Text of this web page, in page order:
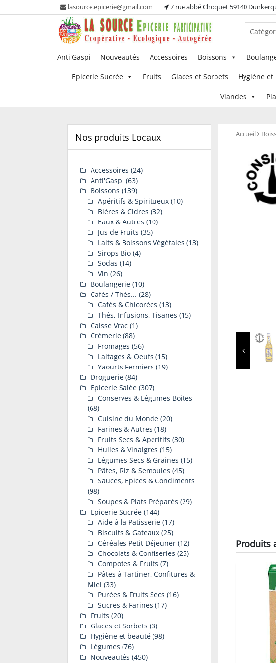
to
lasource.epicerie@gmail.com 7 rue abbé Choquet 59140
La Source – Epicerie
Participative
Ou tous les adhérents sont propriétaires et
participent à la maintenance de leur épicerie!
Anti'Gaspi Nouveautés Accessoires Boissons
Epicerie Sucrée Fruits Glaces et Sorbets Hygiène et
Viandes
Accueil
Produits
Nos produits Locaux
Accessoires (24)
Anti'Gaspi (63)
Boissons (139)
Apéritifs & Spiritueux (10)
Bières & Cidres (32)
Eaux & Autres (10)
Jus de Fruits (35)
Laits & Boissons Végétales (13)
Sirops Bio (4)
Sodas (14)
Vin (26)
Boulangerie (10)
Cafés / Thés... (28)
Cafés & Chicorées (13)
Thés, Infusions, Tisanes (15)
Caisse Vrac (1)
Crémerie (88)
Fromages (56)
Laitages & Oeufs (15)
Yaourts Fermiers (19)
Droguerie (84)
Epicerie Salée (307)
Conserves & Légumes Boites
(68)
Cuisine du Monde (20)
Farines & Autres (18)
Fruits Secs & Apéritifs (30)
Huiles & Vinaigres (15)
Légumes Secs & Graines (15)
Pâtes, Riz & Semoules (45)
Sauces, Epices & Condiments
(98)
Soupes & Plats Préparés (29)
Epicerie Sucrée (144)
Aide à la Patisserie (17)
Biscuits & Gateaux (25)
Céréales Petit Déjeuner (12)
Chocolats & Confiseries (25)
Compotes & Fruits (7)
Pâtes à Tartiner, Confitures &
Miel (33)
Purées & Fruits Secs (16)
Sucres & Farines (17)
Fruits (20)
Glaces et Sorbets (3)
Hygiène et beauté (98)
Légumes (76)
Nouveautés (450)